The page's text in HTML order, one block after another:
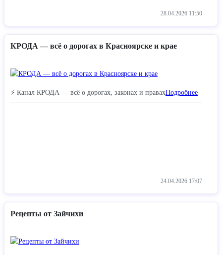
28.04.2026 11:50
КРОДА — всё о дорогах в Красноярске и крае
⚡️ Канал КРОДА — всё о дорогах, законах и правахПодробнее
24.04.2026 17:07
Рецепты от Зайчихи